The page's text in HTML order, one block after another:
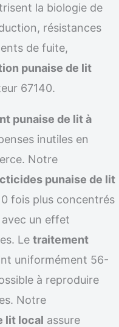
la biologie de
résistances
de fuite,
punaise de lit
67140.
punaise de lit à
inutiles en
Notre
punaise de lit
fois plus concentrés
un effet
Le traitement
uniformément 56-
à reproduire
Notre
lit local assure